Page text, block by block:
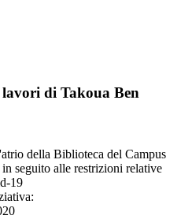
di Takoua Ben
della Biblioteca del Campus
seguito alle restrizioni relative
19